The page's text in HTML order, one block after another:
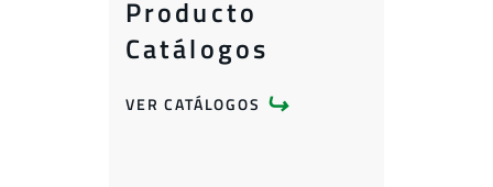
Producto
Catálogos
VER CATÁLOGOS